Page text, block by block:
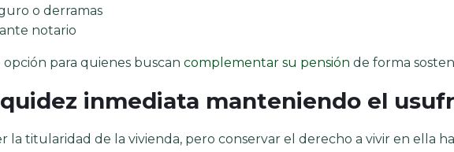
o derramas
notario
para quienes buscan complementar su pensión de forma
inmediata manteniendo el
la titularidad de la vivienda, pero conservar el derecho a vivir en ella